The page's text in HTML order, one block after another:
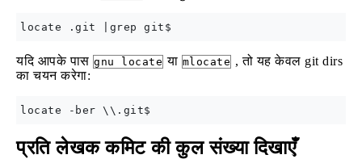
यदि आपके पास gnu locate या mlocate , तो यह केवल git dirs
का चयन करेगा:
प्रति लेखक कमिट की कुल संख्या दिखाएँ